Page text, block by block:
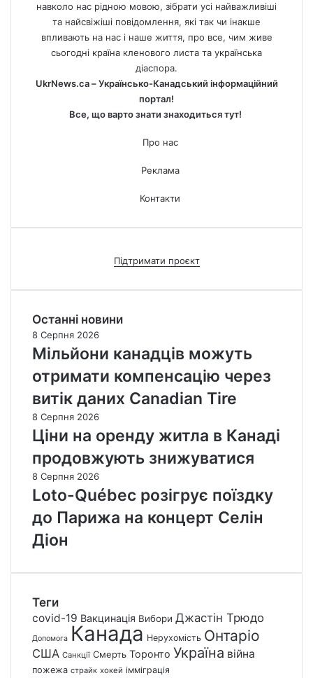
навколо нас рідною мовою, зібрати усі найважливіші
та найсвіжіші повідомлення, які так чи інакше
впливають на нас і наше життя, про все, чим живе
сьогодні країна кленового листа та українська
діаспора.
UkrNews.ca – Українсько-Канадський інформаційний
портал!
Все, що варто знати знаходиться тут!
Про нас
Реклама
Контакти
Підтримати проєкт
Останні новини
8 Серпня 2026
Мільйони канадців можуть
отримати компенсацію через
витік даних Canadian Tire
8 Серпня 2026
Ціни на оренду житла в Канаді
продовжують знижуватися
8 Серпня 2026
Loto-Québec розігрує поїздку
до Парижа на концерт Селін
Діон
Теги
covid-19 Вакцинація Вибори Джастін Трюдо
Допомога Канада Нерухомість Онтаріо
США Санкції Смерть Торонто Україна війна
пожежа страйк хокей імміграція